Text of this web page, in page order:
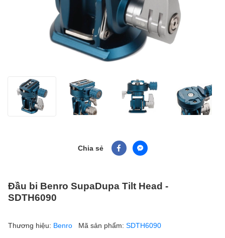
Chia sẻ
Đầu bi Benro SupaDupa Tilt Head -
SDTH6090
Thương hiệu: Benro Mã sản phẩm: SDTH6090